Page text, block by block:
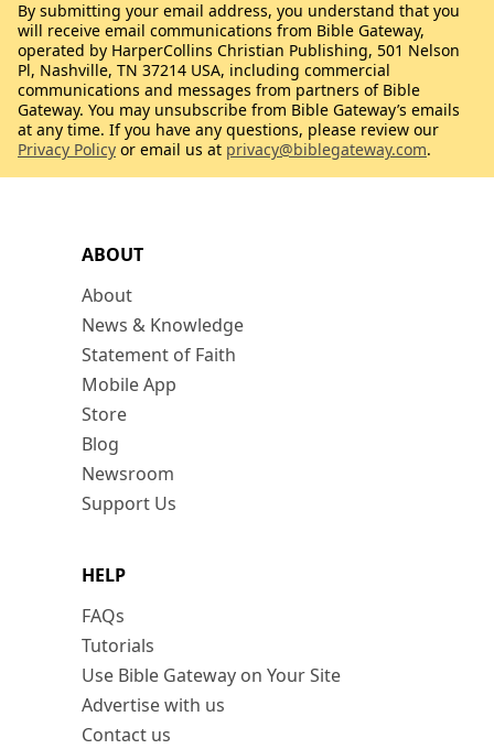
ABOUT
About
News & Knowledge
Statement of Faith
Mobile App
Store
Blog
Newsroom
Support Us
HELP
FAQs
Tutorials
Use Bible Gateway on Your Site
Advertise with us
Contact us
By submitting your email address, you understand that you
will receive email communications from Bible Gateway,
operated by HarperCollins Christian Publishing, 501 Nelson
Pl, Nashville, TN 37214 USA, including commercial
communications and messages from partners of Bible
Gateway. You may unsubscribe from Bible Gateway’s emails
at any time. If you have any questions, please review our
Privacy Policy or email us at privacy@biblegateway.com.